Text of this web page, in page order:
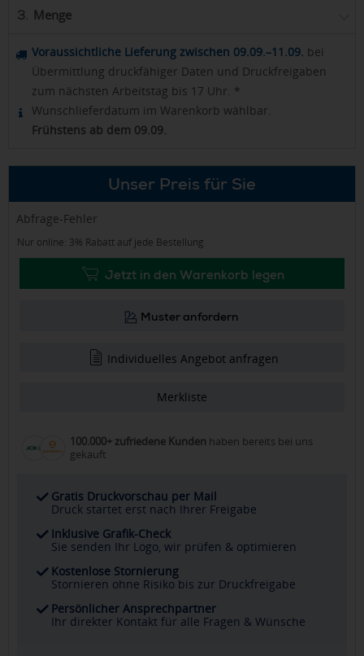
3. Menge
Voraussichtliche Lieferung zwischen 09.09.–11.09. bei
Übermittlung druckfähiger Daten und Druckfreigaben
zum nächsten Arbeitstag bis 17 Uhr. *
Wunschlieferdatum im Warenkorb wählbar.
Frühstens ab dem 09.09.
Unser Preis für Sie
Abfrage-Fehler
Nur online: 3% Rabatt auf jede Bestellung
Jetzt in den Warenkorb legen
Muster anfordern
Individuelles Angebot anfragen
Merkliste
100.000+ zufriedene Kunden haben bereits bei uns
gekauft
Gratis Druckvorschau per Mail
Druck startet erst nach Ihrer Freigabe
Inklusive Grafik-Check
Sie senden Ihr Logo, wir prüfen & optimieren
Kostenlose Stornierung
Stornieren ohne Risiko bis zur Druckfreigabe
Persönlicher Ansprechpartner
Ihr direkter Kontakt für alle Fragen & Wünsche